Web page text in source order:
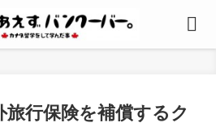
旅行保険を補償するク